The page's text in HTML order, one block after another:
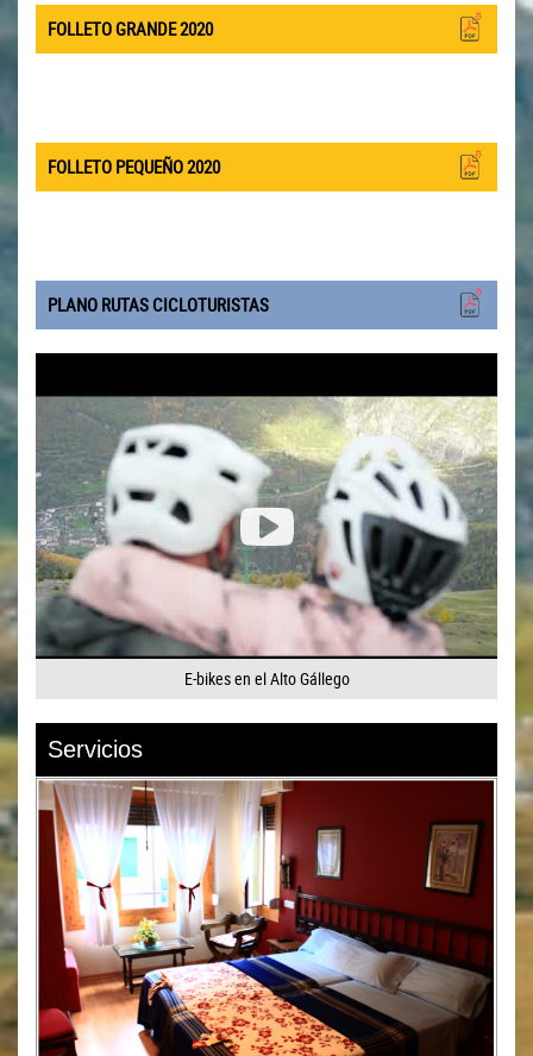
FOLLETO GRANDE 2020
FOLLETO PEQUEÑO 2020
PLANO RUTAS CICLOTURISTAS
E-bikes en el Alto Gállego
Servicios